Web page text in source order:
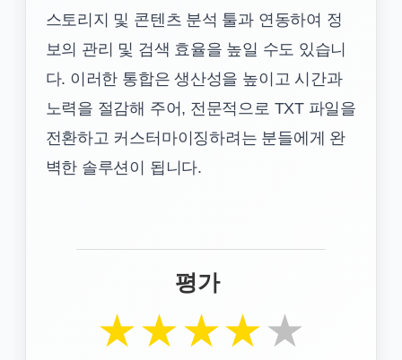
스토리지 및 콘텐츠 분석 툴과 연동하여 정
보의 관리 및 검색 효율을 높일 수도 있습니
다. 이러한 통합은 생산성을 높이고 시간과
노력을 절감해 주어, 전문적으로 TXT 파일을
전환하고 커스터마이징하려는 분들에게 완
벽한 솔루션이 됩니다.
평가
★★★★★